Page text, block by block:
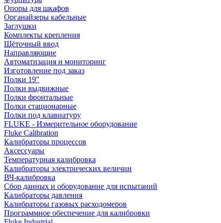
Опоры для шкафов
Органайзеры кабельные
Заглушки
Комплекты крепления
Щёточный ввод
Направляющие
Автоматизация и мониторинг
Изготовление под заказ
Полки 19"
Полки выдвижные
Полки фронтальные
Полки стационарные
Полки под клавиатуру
FLUKE - Измерительное оборудование
Fluke Calibration
Калибраторы процессов
Аксессуары
Температурная калибровка
Калибраторы электрических величин
ВЧ-калибровка
Сбор данных и оборудование для испытаний
Калибраторы давления
Калибраторы газовых расходомеров
Программное обеспечение для калибровки